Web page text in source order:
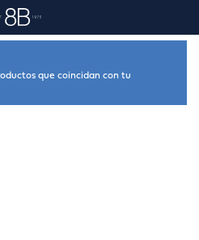
que coincidan con tu